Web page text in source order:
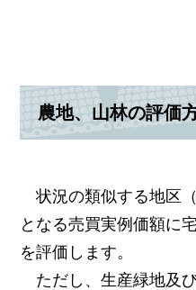
農地、山林の評価
状況の類似する地区
となる売買実例価額に
を評価します。
ただし、生産緑地及